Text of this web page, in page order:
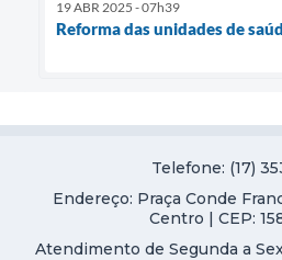
19 ABR 2025 - 07h39
Reforma das unidades de
Telefone: (17)
Endereço: Praça Conde
Centro | CEP:
Atendimento de Segunda a